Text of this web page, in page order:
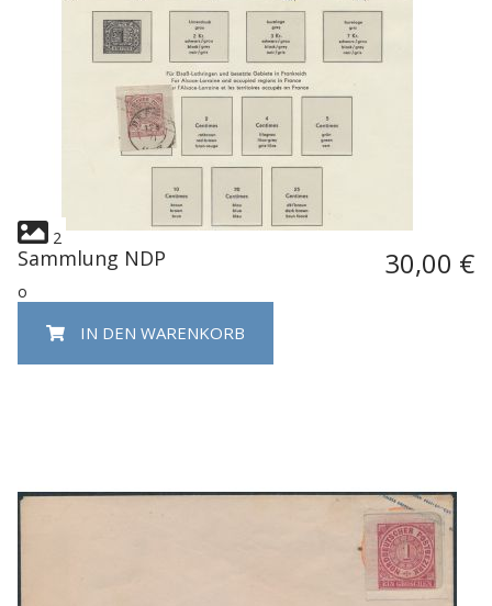
2
Sammlung NDP 30,00 €
o
IN DEN WARENKORB